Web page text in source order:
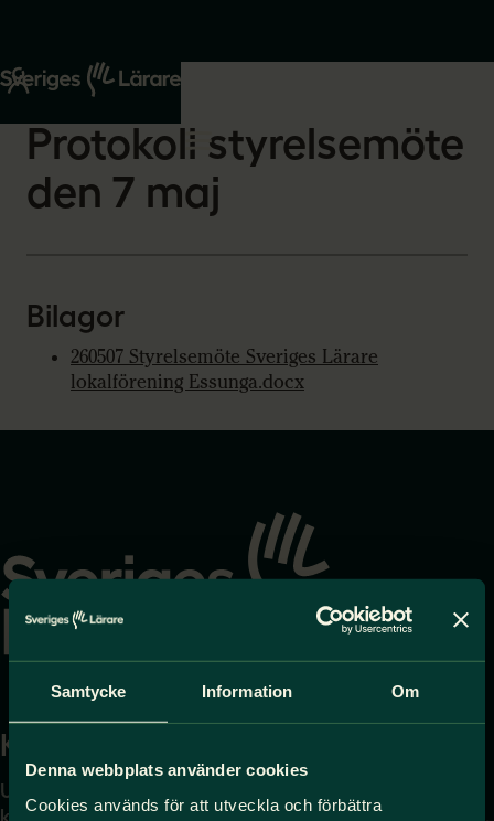
Samtycke Information Om
Denna webbplats använder cookies
Cookies används för att utveckla och förbättra
Start
Om oss
2026-05-13
Protokoll styrelsemöte
den 7 maj
Bilagor
260507 Styrelsemöte Sveriges Lärare
lokalförening Essunga.docx
startsidan
Kontakta
Uppgifter om hur du